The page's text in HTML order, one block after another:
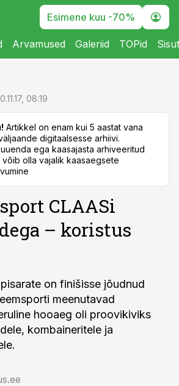
Esimene kuu -70%
Arvamused Galeriid TOPid
08:19
Artikkel on enam kui 5 aastat vana
digitaalsesse arhiivi.
ega kaasajasta arhiveeritud
võib olla vajalik kaasaegsete
CLAASi
– koristus
on finišisse jõudnud
meenutavad
hooaeg oli proovikiviks
kombaineritele ja